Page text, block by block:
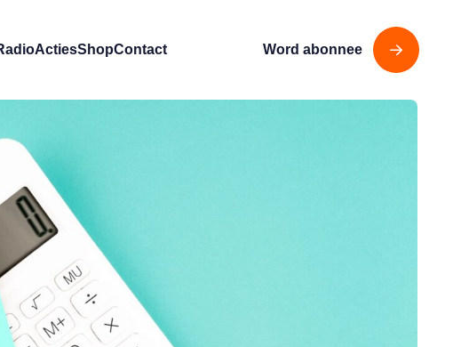
ActiesShopContact Word abonnee